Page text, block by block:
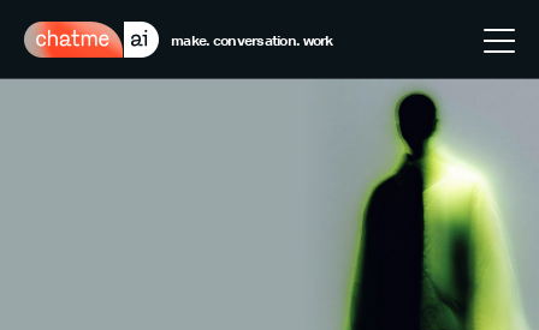
make. conversation. work